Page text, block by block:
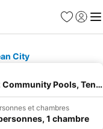
Favoris
Se
City
Pools,
et chambres
1 chambre